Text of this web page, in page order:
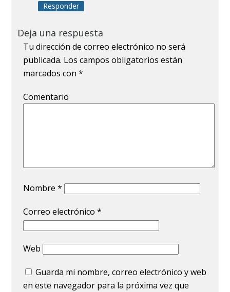
Responder
Deja una respuesta
Tu dirección de correo electrónico no será
publicada. Los campos obligatorios están
marcados con*
Comentario
Nombre*
Correo electrónico*
Web
Guarda mi nombre, correo electrónico y web
en este navegador para la próxima vez que